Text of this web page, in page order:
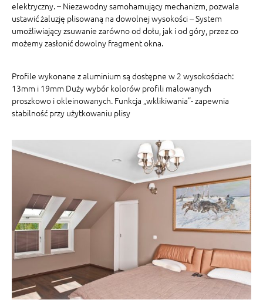
elektryczny. – Niezawodny samohamujący mechanizm, pozwala
ustawić żaluzję plisowaną na dowolnej wysokości – System
umożliwiający zsuwanie zarówno od dołu, jak i od góry, przez co
możemy zasłonić dowolny fragment okna.
Profile wykonane z aluminium są dostępne w 2 wysokościach:
13mm i 19mm Duży wybór kolorów profili malowanych
proszkowo i okleinowanych. Funkcja „wklikiwania”- zapewnia
stabilność przy użytkowaniu plisy